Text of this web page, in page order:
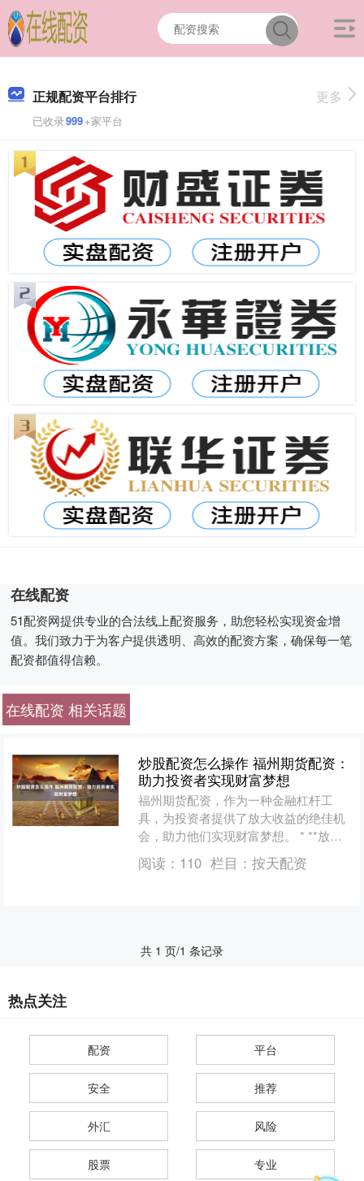
正规配资平台排行
已收录999+家平台
更多
在线配资
51配资网提供专业的合法线上配资服务，助您轻松实现资金增
值。我们致力于为客户提供透明、高效的配资方案，确保每一笔
配资都值得信赖。
在线配资 相关话题
炒股配资怎么操作 福州期货配资：
助力投资者实现财富梦想
福州期货配资，作为一种金融杠杆工
具，为投资者提供了放大收益的绝佳机
会，助力他们实现财富梦想。 * **放大
投资规模：**配资可以帮助投资者以较
少的资金投资更多股....
阅读： 110 栏目： 按天配资
共 1 页/1 条记录
热点关注
配资 平台
安全 推荐
外汇 风险
股票 专业